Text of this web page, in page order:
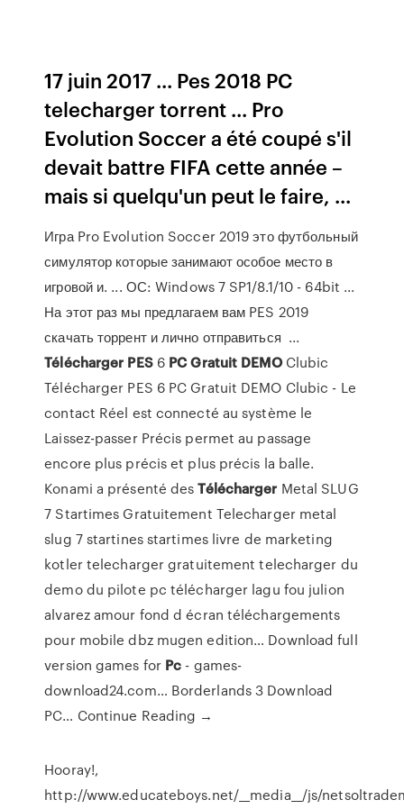
17 juin 2017 ... Pes 2018 PC
telecharger torrent ... Pro
Evolution Soccer a été coupé s'il
devait battre FIFA cette année –
mais si quelqu'un peut le faire, ...
Игра Pro Evolution Soccer 2019 это футбольный
симулятор которые занимают особое место в
игровой и. ... ОС: Windows 7 SP1/8.1/10 - 64bit ...
На этот раз мы предлагаем вам PES 2019
скачать торрент и лично отправиться ...
Télécharger PES6 PCGratuit DEMOClubic
Télécharger PES 6 PC Gratuit DEMO Clubic - Le
contact Réel est connecté au système le
Laissez-passer Précis permet au passage
encore plus précis et plus précis la balle.
Konami a présenté desTélécharger Metal SLUG
7 Startimes Gratuitement Telecharger metal
slug 7 startines startimes livre de marketing
kotler telecharger gratuitement telecharger du
demo du pilote pc télécharger lagu fou julion
alvarez amour fond d écran téléchargements
pour mobile dbz mugen edition… Download full
version games for Pc - games-
download24.com… Borderlands 3 Download
PC… Continue Reading →
Hooray!,
http://www.educateboys.net/__media__/js/